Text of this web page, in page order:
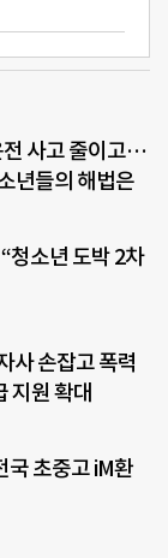
전 사고 줄이고…
년들의 해법은
청소년 도박 2차
사 손잡고 폭력
지원 확대
국 초중고 iM환